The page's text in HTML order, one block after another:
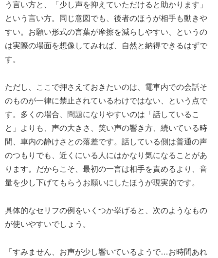
う言い方と、「少し声を抑えていただけると助かります」
という言い方。同じ意図でも、後者のほうが相手も動きや
すい。お願い形式の言葉が摩擦を減らしやすい、というの
は実際の場面を想像してみれば、自然と納得できるはずで
す。
ただし、ここで押さえておきたいのは、電車内での会話そ
のものが一律に禁止されているわけではない、という点で
す。多くの場合、問題になりやすいのは「話しているこ
と」よりも、声の大きさ、笑い声の響き方、続いている時
間、車内の静けさとの落差です。話している側は普通の声
のつもりでも、近くにいる人にはかなり気になることがあ
ります。だからこそ、最初の一言は相手を責めるより、音
量を少し下げてもらうお願いにしたほうが現実的です。
具体的なセリフの例をいくつか挙げると、次のようなもの
が使いやすいでしょう。
「すみません、お声が少し響いているようで…お時間あれ